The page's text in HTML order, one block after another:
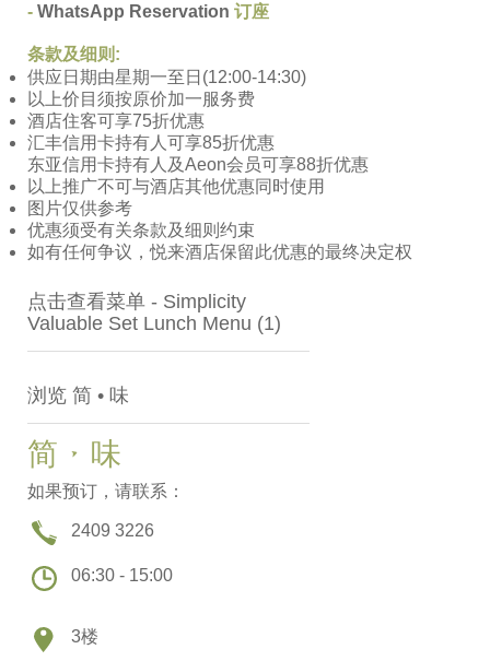
- WhatsApp Reservation 订座
条款及细则 :
供应日期由星期一至日(12:00-14:30)
以上价目须按原价加一服务费
酒店住客可享75折优惠
汇丰信用卡持有人可享85折优惠
东亚信用卡持有人及Aeon会员可享88折优惠
以上推广不可与酒店其他优惠同时使用
图片仅供参考
优惠须受有关条款及细则约束
如有任何争议，悦来酒店保留此优惠的最终决定权
点击查看菜单 - Simplicity
Valuable Set Lunch Menu (1)
浏览 简 • 味
简 • 味
如果预订，请联系：
2409 3226
06:30 - 15:00
3楼